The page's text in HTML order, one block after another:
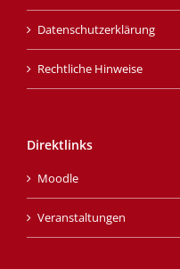
Datenschutzerklärung
Rechtliche Hinweise
Direktlinks
Moodle
Veranstaltungen